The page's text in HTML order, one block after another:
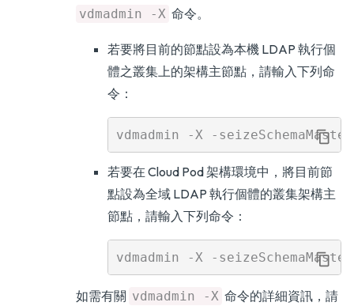
vdmadmin -X 命令。
若要將目前的節點設為本機 LDAP 執行個
體之叢集上的架構主節點，請輸入下列命
令：
若要在 Cloud Pod 架構環境中，將目前節
點設為全域 LDAP 執行個體的叢集架構主
節點，請輸入下列命令：
如需有關 vdmadmin -X 命令的詳細資訊，請